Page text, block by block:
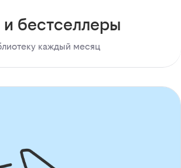
и бестселлеры
каждый месяц